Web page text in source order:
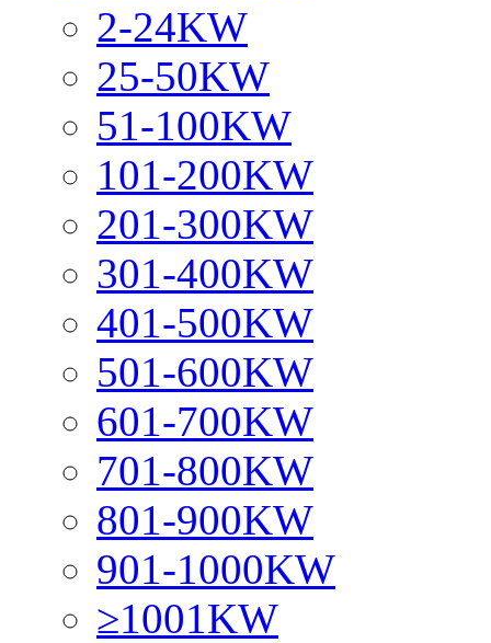
2-24KW
25-50KW
51-100KW
101-200KW
201-300KW
301-400KW
401-500KW
501-600KW
601-700KW
701-800KW
801-900KW
901-1000KW
≥1001KW